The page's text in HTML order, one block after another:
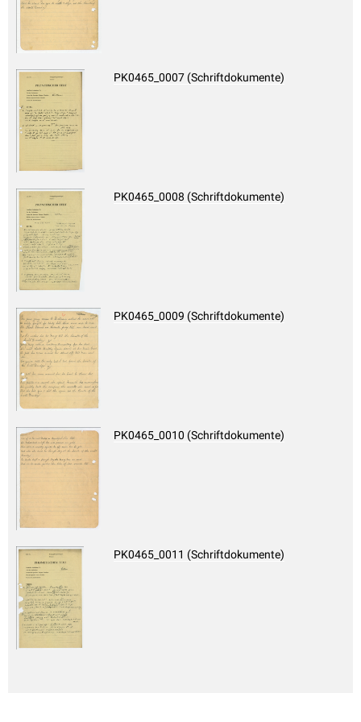
PK0465_0007 (Schriftdokumente)
PK0465_0008 (Schriftdokumente)
PK0465_0009 (Schriftdokumente)
PK0465_0010 (Schriftdokumente)
PK0465_0011 (Schriftdokumente)